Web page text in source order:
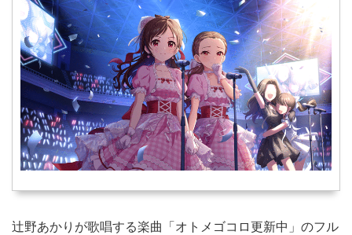
辻野あかりが歌唱する楽曲「オトメゴコロ更新中」のフル